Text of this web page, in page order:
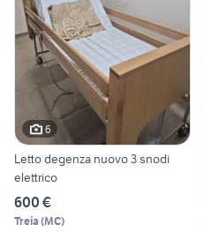
6
Letto degenza nuovo 3 snodi
elettrico
600 €
Treia (MC)